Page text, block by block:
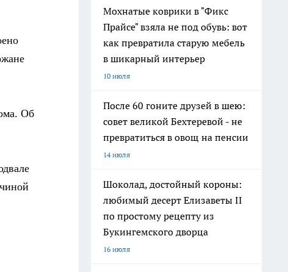
Об
Мохнатые коврики в "Фикс
Прайсе" взяла не под обувь: вот
как превратила старую мебель
в шикарный интерьер
10 июля
После 60 гоните друзей в шею:
совет великой Бехтеревой - не
превратиться в овощ на пенсии
14 июля
Шоколад, достойный короны:
любимый десерт Елизаветы II
по простому рецепту из
Букингемского дворца
16 июля